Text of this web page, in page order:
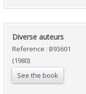
‎Diverse auteurs‎
Reference : B93601
(1980)
See the book